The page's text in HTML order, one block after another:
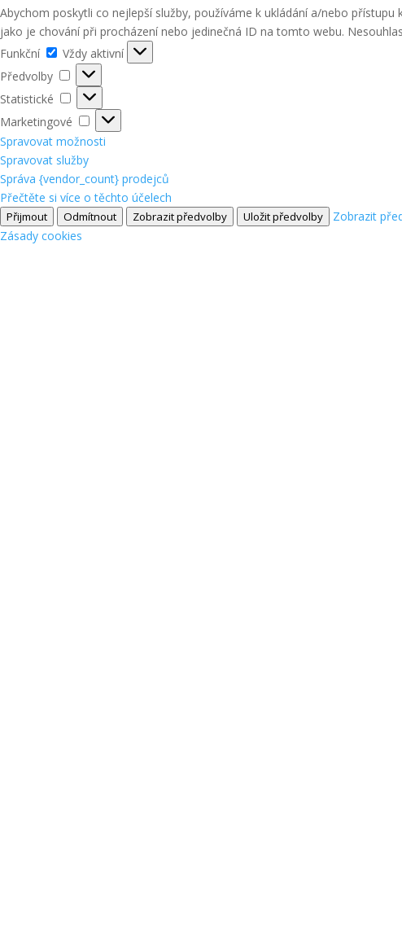
Abychom poskytli co nejlepší služby, používáme k ukládání a/nebo
jako je chování při procházení nebo jedinečná ID na tomto webu.
Funkční
Funkční
Vždy aktivní
Předvolby
Předvolby
Statistické
Statistické
Marketingové
Marketingové
Spravovat možnosti
Spravovat služby
Správa {vendor_count} prodejců
Přečtěte si více o těchto účelech
Přijmout Odmítnout Zobrazit předvolby Uložit předvolby
Zobrazit
Zásady cookies